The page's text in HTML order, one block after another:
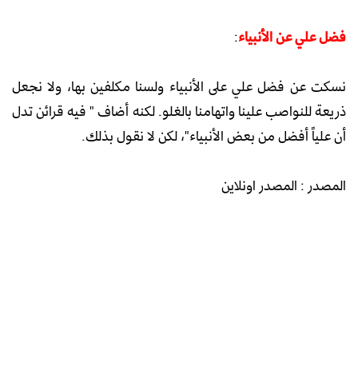
فضل علي عن الأنبياء:
نسكت عن فضل علي على الأنبياء ولسنا مكلفين بها، ولا نجعل
ذريعة للنواصب علينا واتهامنا بالغلو. لكنه أضاف " فيه قرائن تدل
أن علياً أفضل من بعض الأنبياء"، لكن لا نقول بذلك.
المصدر : المصدر اونلاين